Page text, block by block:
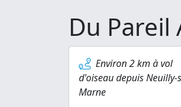
Du
Environ 2 km à vol
d'oiseau depuis Neuilly-
Marne